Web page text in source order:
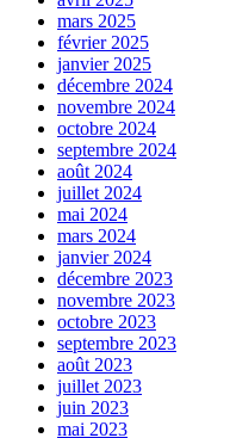
mars 2025
février 2025
janvier 2025
décembre 2024
novembre 2024
octobre 2024
septembre 2024
août 2024
juillet 2024
mai 2024
mars 2024
janvier 2024
décembre 2023
novembre 2023
octobre 2023
septembre 2023
août 2023
juillet 2023
juin 2023
mai 2023